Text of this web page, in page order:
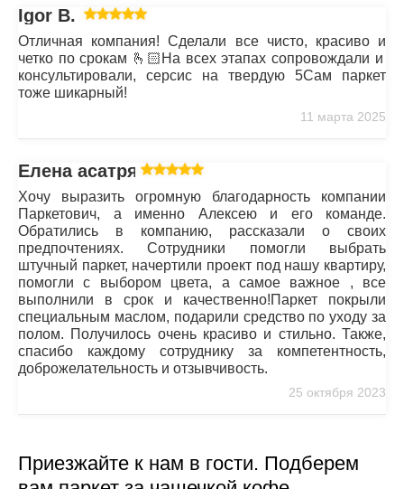
Igor B.
Отличная компания! Сделали все чисто, красиво и
четко по срокам 🫰🏻На всех этапах сопровождали и
консультировали, серсис на твердую 5Сам паркет
тоже шикарный!
11 марта 2025
Елена асатрян
Хочу выразить огромную благодарность компании
Паркетович, а именно Алексею и его команде.
Обратились в компанию, рассказали о своих
предпочтениях. Сотрудники помогли выбрать
штучный паркет, начертили проект под нашу квартиру,
помогли с выбором цвета, а самое важное , все
выполнили в срок и качественно!Паркет покрыли
специальным маслом, подарили средство по уходу за
полом. Получилось очень красиво и стильно. Также,
спасибо каждому сотруднику за компетентность,
доброжелательность и отзывчивость.
25 октября 2023
Приезжайте к нам в гости. Подберем